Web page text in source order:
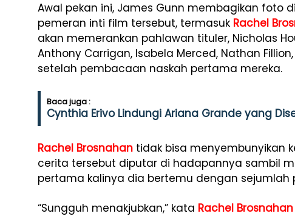
Awal pekan ini, James Gunn membagikan foto
pemeran inti film tersebut, termasuk Rachel
akan memerankan pahlawan tituler, Nicholas
Anthony Carrigan, Isabela Merced, Nathan
setelah pembacaan naskah pertama mereka.
Baca juga :
Cynthia Erivo Lindungi Ariana Grande yang
Rachel Brosnahan tidak bisa menyembunyikan
cerita tersebut diputar di hadapannya sambil
pertama kalinya dia bertemu dengan sejumlah
“Sungguh menakjubkan,” kata Rachel Brosnahan